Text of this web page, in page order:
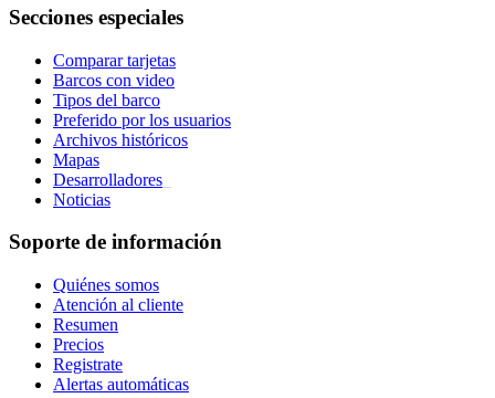
Secciones especiales
Comparar tarjetas
Barcos con video
Tipos del barco
Preferido por los usuarios
Archivos históricos
Mapas
Desarrolladores
Noticias
Soporte de información
Quiénes somos
Atención al cliente
Resumen
Precios
Registrate
Alertas automáticas